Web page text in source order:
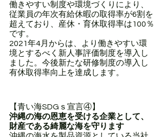
働きやすい制度や環境づくりにより、
従業員の年次有給休暇の取得率が6割を
超えており、産休・育休取得率は100％
です。
2021年4月からは、より働きやすい環
境とするべく新人事評価制度を導入し
ました。今後新たな研修制度の導入し
有休取得率向上を達成します。
【青い海SDGｓ宣言④】
沖縄の海の恩恵を受ける企業として、
財産である綺麗な海を守ります